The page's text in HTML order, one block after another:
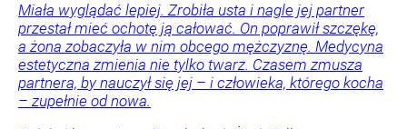
Miała wyglądać lepiej. Zrobiła usta i nagle jej partner
przestał mieć ochotę ją całować. On poprawił szczękę,
a żona zobaczyła w nim obcego mężczyznę. Medycyna
estetyczna zmienia nie tylko twarz. Czasem zmusza
partnera, by nauczył się jej – i człowieka, którego kocha
– zupełnie od nowa.